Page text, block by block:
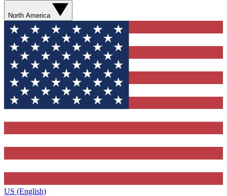
North America
US (English)